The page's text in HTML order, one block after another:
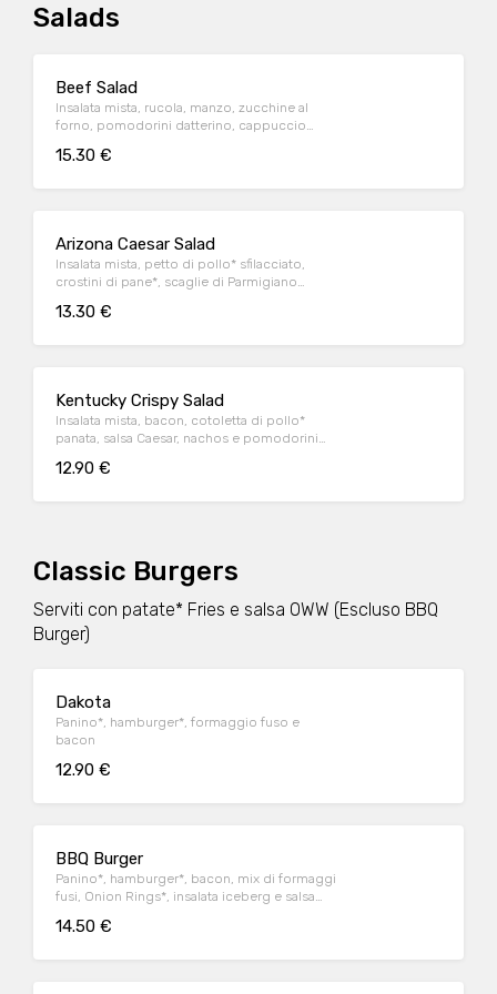
Salads
Beef Salad
Insalata mista, rucola, manzo, zucchine al
forno, pomodorini datterino, cappuccio
15.30 €
Arizona Caesar Salad
Insalata mista, petto di pollo* sfilacciato,
crostini di pane*, scaglie di Parmigiano
13.30 €
Kentucky Crispy Salad
Insalata mista, bacon, cotoletta di pollo*
panata, salsa Caesar, nachos e pomodorini
12.90 €
Classic Burgers
Serviti con patate* Fries e salsa OWW (Escluso BBQ
Burger)
Dakota
Panino*, hamburger*, formaggio fuso e
bacon
12.90 €
BBQ Burger
Panino*, hamburger*, bacon, mix di formaggi
fusi, Onion Rings*, insalata iceberg e salsa
Barbecue
14.50 €